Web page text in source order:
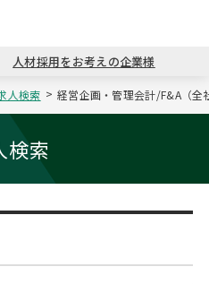
戻る
コンサ
戻る
キャリ
戻る
MBAの
戻る
日本か
戻る
パワー
人材採用をお考えの企業様
人検索 経営企画・管理会計/F&A（
検索